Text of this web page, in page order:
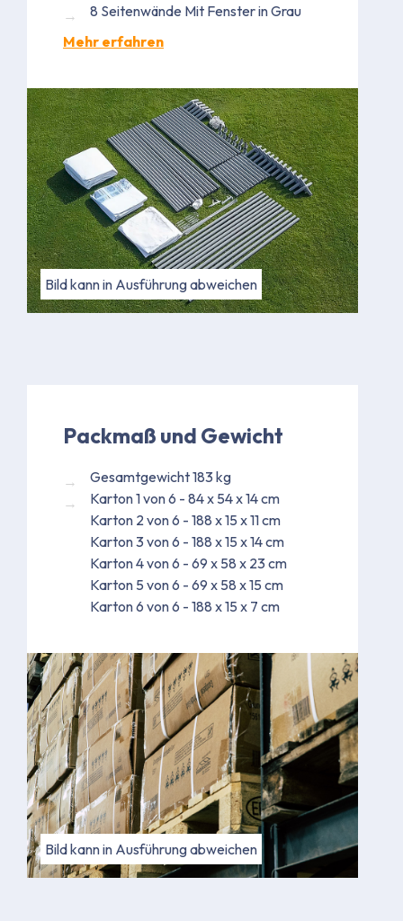
8 Seitenwände Mit Fenster in Grau
Mehr erfahren
Bild kann in Ausführung abweichen
Packmaß und Gewicht
Gesamtgewicht 183 kg
Karton 1 von 6 - 84 x 54 x 14 cm
Karton 2 von 6 - 188 x 15 x 11 cm
Karton 3 von 6 - 188 x 15 x 14 cm
Karton 4 von 6 - 69 x 58 x 23 cm
Karton 5 von 6 - 69 x 58 x 15 cm
Karton 6 von 6 - 188 x 15 x 7 cm
Bild kann in Ausführung abweichen